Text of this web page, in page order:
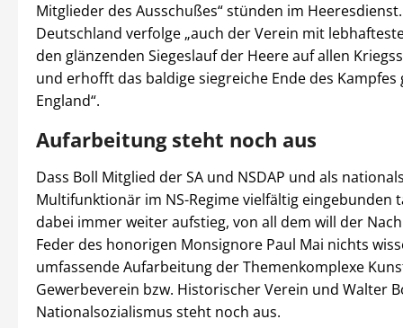
Mitglieder des Ausschußes“ stünden im
Deutschland verfolge „auch der Verein mit
den glänzenden Siegeslauf der Heere auf allen
und erhofft das baldige siegreiche Ende des Kampfes
England“.
Aufarbeitung steht noch aus
Dass Boll Mitglied der SA und NSDAP und als
Multifunktionär im NS-Regime vielfältig eingebunden
dabei immer weiter aufstieg, von all dem will der
Feder des honorigen Monsignore Paul Mai nichts
umfassende Aufarbeitung der Themenkomplexe
Gewerbeverein bzw. Historischer Verein und Walter
Nationalsozialismus steht noch aus.